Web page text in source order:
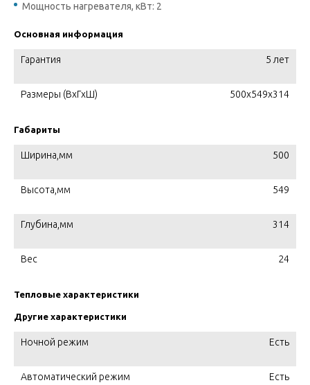
Мощность нагревателя, кВт: 2
Основная информация
Гарантия 5 лет
Размеры (ВхГхШ) 500x549x314
Габариты
Ширина,мм 500
Высота,мм 549
Глубина,мм 314
Вес 24
Тепловые характеристики
Другие характеристики
Ночной режим Есть
Автоматический режим Есть